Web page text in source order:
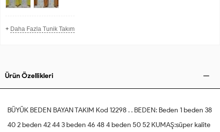
+ Daha Fazla Tunik Takım
Ürün Özellikleri
BÜYÜK BEDEN BAYAN TAKIM Kod 12298 . . BEDEN: Beden 1 beden 38
40 2 beden 42 44 3 beden 46 48 4 beden 50 52 KUMAŞ:süper kalite